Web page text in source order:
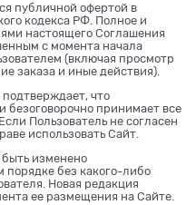
публичной офертой в
кодекса РФ. Полное и
настоящего Соглашения
с момента начала
(включая просмотр
заказа и иные действия).
подтверждает, что
безоговорочно принимает все
Пользователь не согласен
использовать Сайт.
изменено
без какого-либо
Новая редакция
ее размещения на Сайте.